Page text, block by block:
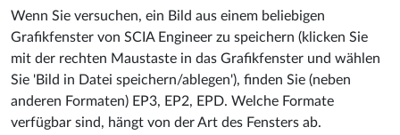
Wenn Sie versuchen, ein Bild aus einem beliebigen
Grafikfenster von SCIA Engineer zu speichern (klicken Sie
mit der rechten Maustaste in das Grafikfenster und wählen
Sie 'Bild in Datei speichern/ablegen'), finden Sie (neben
anderen Formaten) EP3, EP2, EPD. Welche Formate
verfügbar sind, hängt von der Art des Fensters ab.